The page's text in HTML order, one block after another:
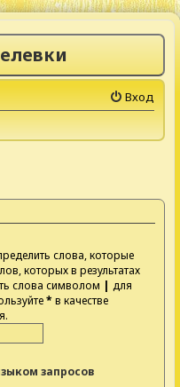
Вход
слова, которые
которых в результатах
слова символом | для
* в качестве
запросов